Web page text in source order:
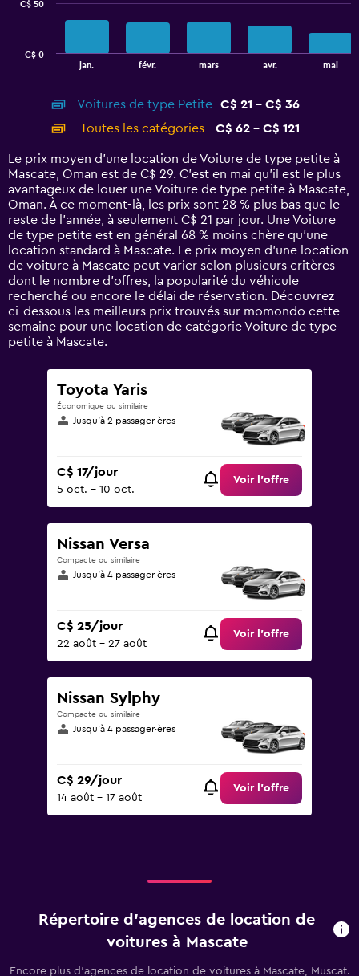
displaying
categories.
14
categories.
The
chart
has
1
Y
axis
displaying
values.
Range:
0
to
150.
jan. févr. mars avr. mai
C$ 0
C$ 50
Voitures de type Petite
C$ 21 - C$ 36
Toutes les catégories
C$ 62 - C$ 121
Le prix moyen d’une location de Voiture de type petite à
Mascate, Oman est de C$ 29. C’est en mai qu'il est le plus
avantageux de louer une Voiture de type petite à Mascate,
Oman. À ce moment-là, les prix sont 28 % plus bas que le
reste de l’année, à seulement C$ 21 par jour. Une Voiture
de type petite est en général 68 % moins chère qu'une
location standard à Mascate. Le prix moyen d’une location
de voiture à Mascate peut varier selon plusieurs critères
dont le nombre d’offres, la popularité du véhicule
recherché ou encore le délai de réservation. Découvrez
ci-dessous les meilleurs prix trouvés sur momondo cette
semaine pour une location de catégorie Voiture de type
petite à Mascate.
Toyota Yaris
Économique ou similaire
Jusqu’à 2 passager·ères
C$ 17/jour
5 oct. - 10 oct.
Voir l’offre
Nissan Versa
Compacte ou similaire
Jusqu’à 4 passager·ères
C$ 25/jour
22 août - 27 août
Voir l’offre
Nissan Sylphy
Compacte ou similaire
Jusqu’à 4 passager·ères
C$ 29/jour
14 août - 17 août
Voir l’offre
Répertoire d’agences de location de
voitures à Mascate
Encore plus d’agences de location de voitures à Mascate, Muscat.